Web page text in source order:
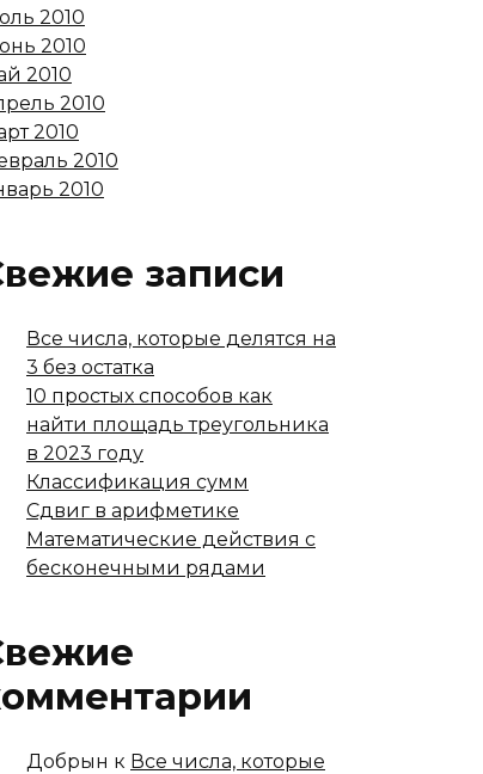
2010
2010
2010
2010
2010
2010
2010
записи
Все числа, которые делятся на
3 без остатка
10 простых способов как
найти площадь треугольника
в 2023 году
Классификация сумм
Сдвиг в арифметике
Математические действия с
бесконечными рядами
Добрын к Все числа, которые